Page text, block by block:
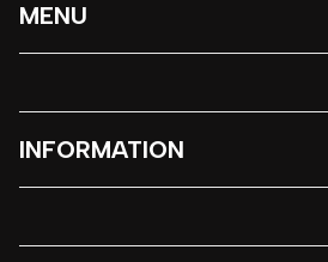
MENU
INFORMATION